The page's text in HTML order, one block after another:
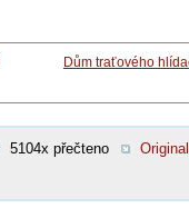
Dům traťového
5104x přečteno
Original